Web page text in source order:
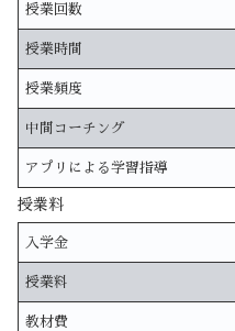
授業回数
授業時間
授業頻度
中間コーチング
アプリによる学習指導
授業料
入学金
授業料
教材費